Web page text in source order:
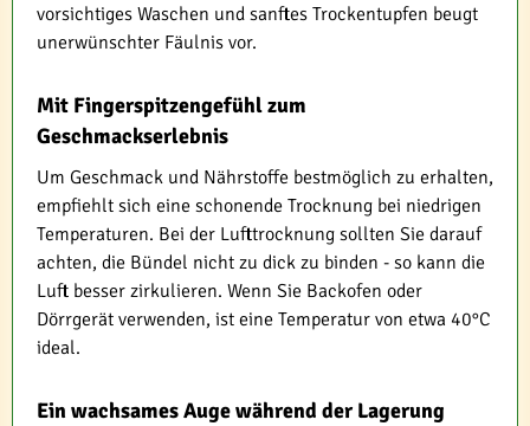
vorsichtiges Waschen und sanftes Trockentupfen beugt
unerwünschter Fäulnis vor.
Mit Fingerspitzengefühl zum
Geschmackserlebnis
Um Geschmack und Nährstoffe bestmöglich zu erhalten,
empfiehlt sich eine schonende Trocknung bei niedrigen
Temperaturen. Bei der Lufttrocknung sollten Sie darauf
achten, die Bündel nicht zu dick zu binden - so kann die
Luft besser zirkulieren. Wenn Sie Backofen oder
Dörrgerät verwenden, ist eine Temperatur von etwa 40°C
ideal.
Ein wachsames Auge während der Lagerung